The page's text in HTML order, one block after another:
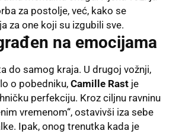
za postolje, već, kako se
za one koji su izgubili sve.
na emocijama
do samog kraja. U drugoj vožnji,
o pobedniku, Camille Rast je
perfekciju. Kroz ciljnu ravninu
vremenom“, ostavivši iza sebe
Ipak, onog trenutka kada je